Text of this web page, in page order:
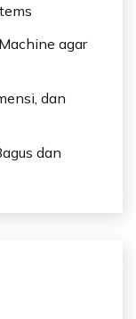
agar
dan
dan